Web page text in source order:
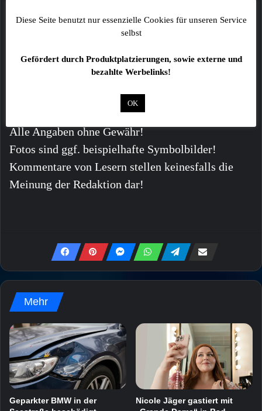
gesamte Wochenende über beschäftigen.
Alle Angaben ohne Gewähr!
Fotos sind ggf. beispielhafte Symbolbilder!
Kommentare von Lesern stellen keinesfalls die
Meinung der Redaktion dar!
Mehr
Geparkter BMW in der
Nicole Jäger gastiert mit
Diese Seite benutzt nur essenzielle Cookies für unseren Service
selbst
Gefördert durch Produktplatzierungen, sowie externe und
bezahlte Werbelinks!
OK